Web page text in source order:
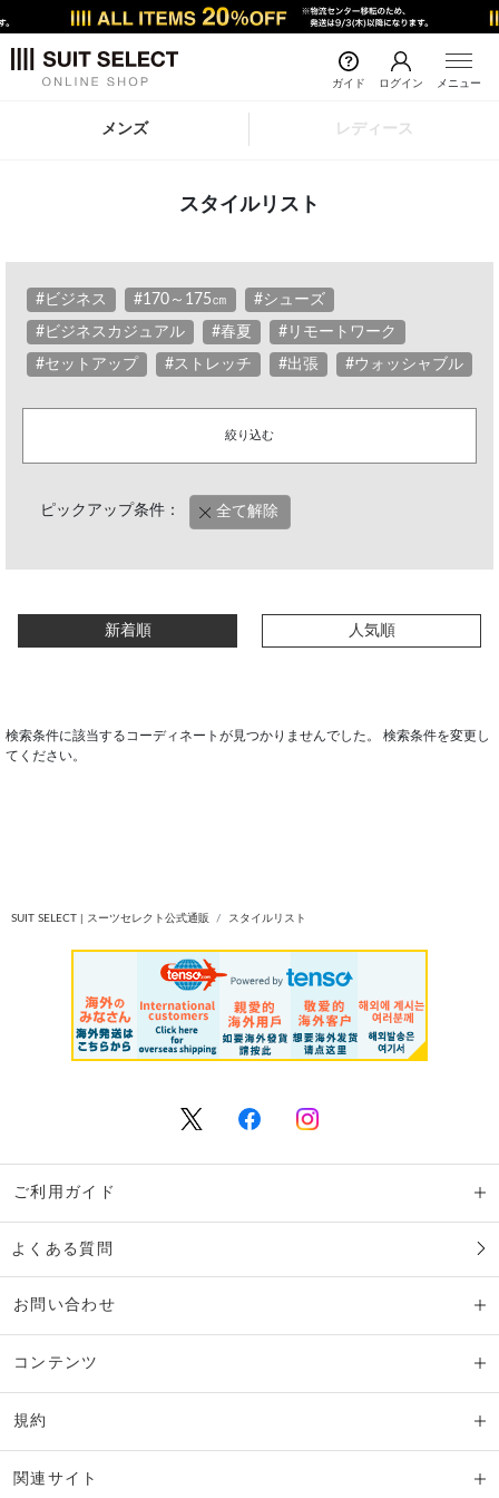
ガイド ログイン メニュー
メンズ レディース
スタイルリスト
#ビジネス #170～175㎝ #シューズ
#ビジネスカジュアル #春夏 #リモートワーク
#セットアップ #ストレッチ #出張 #ウォッシャブル
絞り込む
ピックアップ条件： 全て解除
新着順 人気順
検索条件に該当するコーディネートが見つかりませんでした。 検索条件を変更し
てください。
SUIT SELECT | スーツセレクト公式通販 スタイルリスト
ご利用ガイド
よくある質問
お問い合わせ
コンテンツ
規約
関連サイト